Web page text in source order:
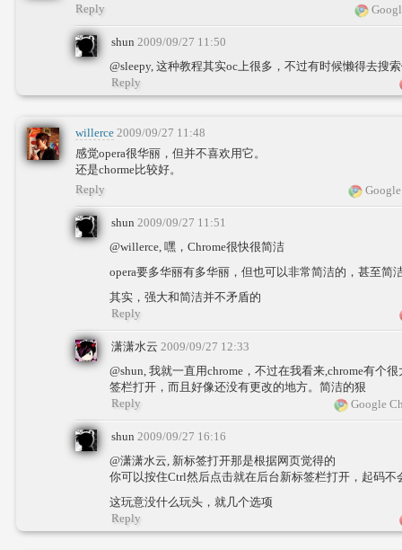
Reply
shun 2009/09/27 11:50
@sleepy, 这种教程其实oc上很多，不过有时候懒得去搜
Reply
willerce 2009/09/27 11:48
感觉opera很华丽，但并不喜欢用它。
还是chorme比较好。
Reply
shun 2009/09/27 11:51
@willerce, 嘿，Chrome很快很简洁
opera要多华丽有多华丽，但也可以非常简洁的，甚至简
其实，强大和简洁并不矛盾的
Reply
潇潇水云 2009/09/27 12:33
@shun, 我就一直用chrome，不过在我看来,chrome有个
签栏打开，而且好像还没有更改的地方。简洁的狠
Google
Reply
shun 2009/09/27 16:16
@潇潇水云, 新标签打开那是根据网页觉得的
你可以按住Ctrl然后点击就在后台新标签栏打开，起码不
这玩意没什么玩头，就几个选项
Reply